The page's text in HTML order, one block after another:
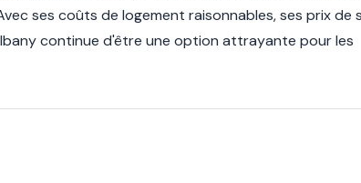
ses coûts de logement raisonnables, ses prix de
continue d'être une option attrayante pour les